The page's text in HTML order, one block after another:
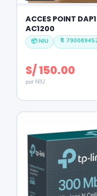
ACCES POINT
AC1200
📦 NIU 🔖
S/ 150.00
por NIU